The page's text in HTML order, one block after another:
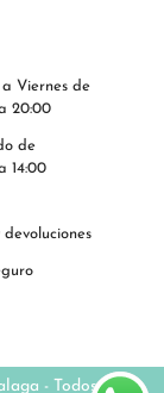
a Viernes de
20:00
de
14:00
devoluciones
- Todos los